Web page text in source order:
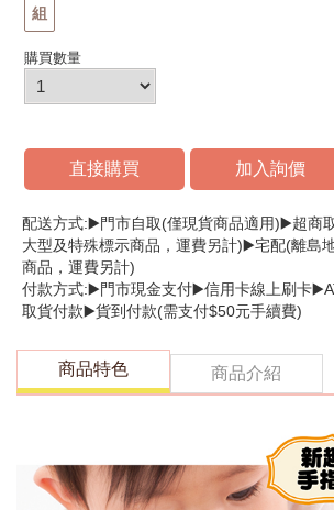
組
購買數量
直接購買 加入詢價
配送方式:▶️門市自取(僅現貨商品適用)▶️超商
大型及特殊標示商品，運費另計)▶️宅配(離島
商品，運費另計)
付款方式:▶️門市現金支付▶️信用卡線上刷卡
取貨付款▶️貨到付款(需支付$50元手續費)
商品特色 商品介紹